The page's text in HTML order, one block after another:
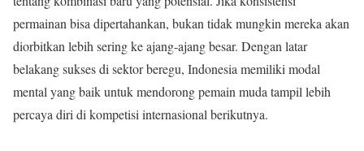
permainan bisa dipertahankan, bukan tidak mungkin mereka akan
diorbitkan lebih sering ke ajang-ajang besar. Dengan latar
belakang sukses di sektor beregu, Indonesia memiliki modal
mental yang baik untuk mendorong pemain muda tampil lebih
percaya diri di kompetisi internasional berikutnya.